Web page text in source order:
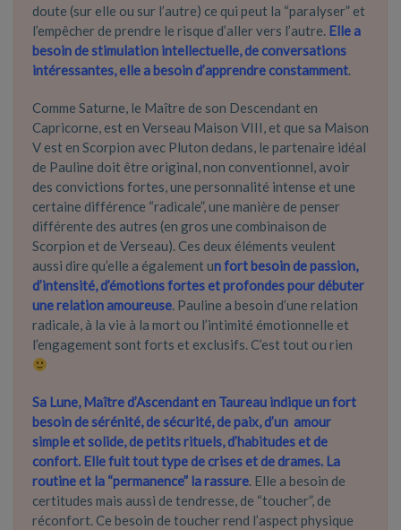
doute (sur elle ou sur l’autre) ce qui peut la “paralyser” et
l’empêcher de prendre le risque d’aller vers l’autre. Elle a
besoin de stimulation intellectuelle, de conversations
intéressantes, elle a besoin d’apprendre constamment.
Comme Saturne, le Maître de son Descendant en
Capricorne, est en Verseau Maison VIII, et que sa Maison
V est en Scorpion avec Pluton dedans, le partenaire idéal
de Pauline doit être original, non conventionnel, avoir
des convictions fortes, une personnalité intense et une
certaine différence “radicale”, une manière de penser
différente des autres (en gros une combinaison de
Scorpion et de Verseau). Ces deux éléments veulent
aussi dire qu’elle a également un fort besoin de passion,
d’intensité, d’émotions fortes et profondes pour débuter
une relation amoureuse. Pauline a besoin d’une relation
radicale, à la vie à la mort ou l’intimité émotionnelle et
l’engagement sont forts et exclusifs. C’est tout ou rien
Sa Lune, Maître d’Ascendant en Taureau indique un fort
besoin de sérénité, de sécurité, de paix, d’un amour
simple et solide, de petits rituels, d’habitudes et de
confort. Elle fuit tout type de crises et de drames. La
routine et la “permanence” la rassure. Elle a besoin de
certitudes mais aussi de tendresse, de “toucher”, de
réconfort. Ce besoin de toucher rend l’aspect physique